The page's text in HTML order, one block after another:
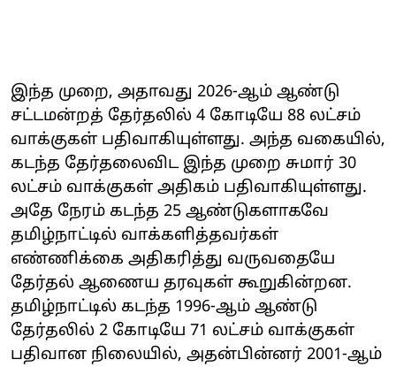
இந்த முறை, அதாவது 2026-ஆம் ஆண்டு
சட்டமன்றத் தேர்தலில் 4 கோடியே 88 லட்சம்
வாக்குகள் பதிவாகியுள்ளது. அந்த வகையில்,
கடந்த தேர்தலைவிட இந்த முறை சுமார் 30
லட்சம் வாக்குகள் அதிகம் பதிவாகியுள்ளது.
அதே நேரம் கடந்த 25 ஆண்டுகளாகவே
தமிழ்நாட்டில் வாக்களித்தவர்கள்
எண்ணிக்கை அதிகரித்து வருவதையே
தேர்தல் ஆணைய தரவுகள் கூறுகின்றன.
தமிழ்நாட்டில் கடந்த 1996-ஆம் ஆண்டு
தேர்தலில் 2 கோடியே 71 லட்சம் வாக்குகள்
பதிவான நிலையில், அதன்பின்னர் 2001-ஆம்